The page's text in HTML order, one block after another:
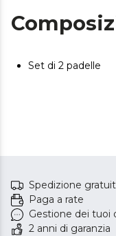
Set di 2 padelle
Spedizione
Paga a rate
Gestione dei tuoi
2 anni di garanzia